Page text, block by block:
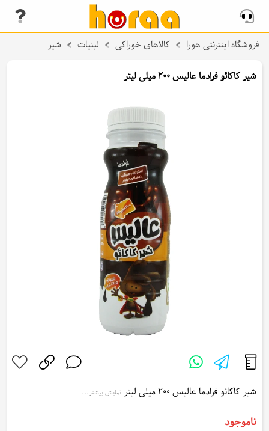
فروشگاه اینترنتی هورا کالاهای خوراکی لبنیات شیر
شیر کاکائو فرادما عالیس 200 میلی لیتر
شیر کاکائو فرادما عالیس 200 میلی لیتر نمایش بیشتر...
ناموجود